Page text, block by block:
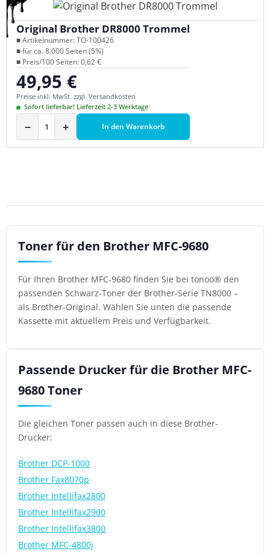
Original Brother DR8000 Trommel
■ Artikelnummer: TO-100426
■ für ca. 8.000 Seiten (5%)
■ Preis/100 Seiten: 0,62 €
Regulärer Preis:
49,95 €
Preise inkl. MwSt. zzgl. Versandkosten
Sofort lieferbar! Lieferzeit 2-3 Werktage
− + In den Warenkorb
Toner für den Brother MFC-9680
Für Ihren Brother MFC-9680 finden Sie bei tonoo® den
passenden Schwarz-Toner der Brother-Serie TN8000 –
als Brother-Original. Wählen Sie unten die passende
Kassette mit aktuellem Preis und Verfügbarkeit.
Passende Drucker für die Brother MFC-
9680 Toner
Die gleichen Toner passen auch in diese Brother-
Drucker:
Brother DCP-1000
Brother Fax8070p
Brother Intellifax2800
Brother Intellifax2900
Brother Intellifax3800
Brother MFC-4800j